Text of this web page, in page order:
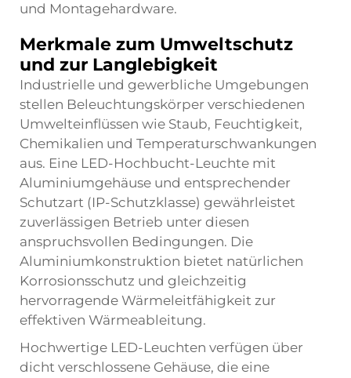
und Montagehardware.
Merkmale zum Umweltschutz
und zur Langlebigkeit
Industrielle und gewerbliche Umgebungen
stellen Beleuchtungskörper verschiedenen
Umwelteinflüssen wie Staub, Feuchtigkeit,
Chemikalien und Temperaturschwankungen
aus. Eine LED-Hochbucht-Leuchte mit
Aluminiumgehäuse und entsprechender
Schutzart (IP-Schutzklasse) gewährleistet
zuverlässigen Betrieb unter diesen
anspruchsvollen Bedingungen. Die
Aluminiumkonstruktion bietet natürlichen
Korrosionsschutz und gleichzeitig
hervorragende Wärmeleitfähigkeit zur
effektiven Wärmeableitung.
Hochwertige LED-Leuchten verfügen über
dicht verschlossene Gehäuse, die eine